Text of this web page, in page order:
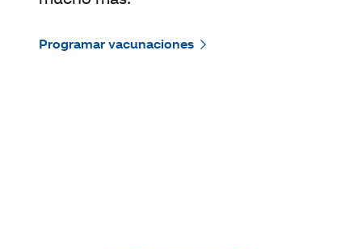
Programar vacunaciones